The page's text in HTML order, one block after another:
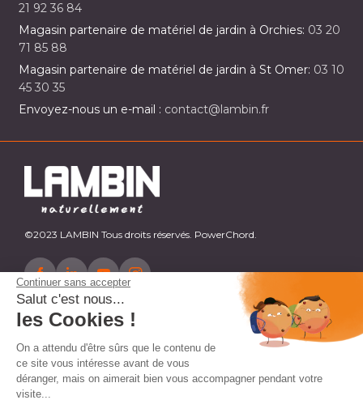
Continuer sans accepter
Salut c'est nous...
les Cookies !
On a attendu d'être sûrs que le contenu de
ce site vous intéresse avant de vous
déranger, mais on aimerait bien vous accompagner pendant votre
visite...
21 92 36 84
Magasin partenaire de matériel de jardin à Orchies: 03 20
71 85 88
Magasin partenaire de matériel de jardin à St Omer: 03 10
45 30 35
Envoyez-nous un e-mail : contact@lambin.fr
©2023 LAMBIN Tous droits réservés. PowerChord.